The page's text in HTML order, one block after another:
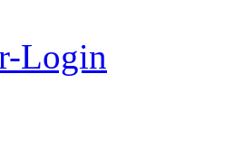
Login